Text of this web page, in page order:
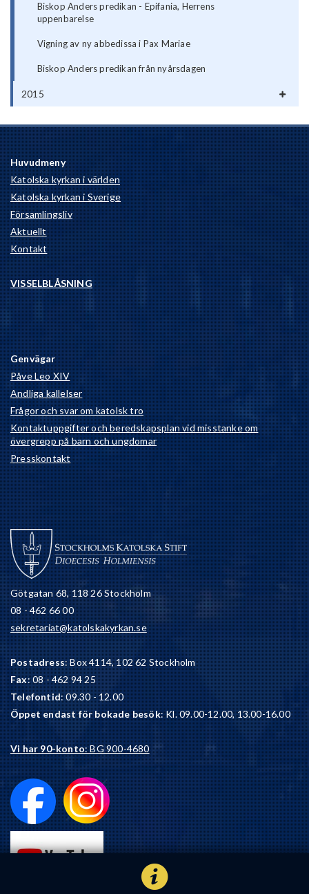
Biskop Anders predikan - Epifania, Herrens
uppenbarelse
Vigning av ny abbedissa i Pax Mariae
Biskop Anders predikan från nyårsdagen
2015
Huvudmeny
Katolska kyrkan i världen
Katolska kyrkan i Sverige
Församlingsliv
Aktuellt
Kontakt
VISSELBLÅSNING
Genvägar
Påve Leo XIV
Andliga kallelser
Frågor och svar om katolsk tro
Kontaktuppgifter och beredskapsplan vid misstanke om
övergrepp på barn och ungdomar
Presskontakt
Götgatan 68, 118 26 Stockholm
08 - 462 66 00
sekretariat@katolskakyrkan.se
Postadress: Box 4114, 102 62 Stockholm
Fax: 08 - 462 94 25
Telefontid: 09.30 - 12.00
Öppet endast för bokade besök: Kl. 09.00-12.00, 13.00-16.00
Vi har 90-konto: BG 900-4680